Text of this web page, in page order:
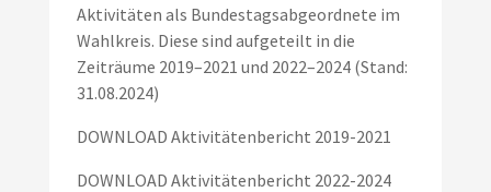
Aktivitäten als Bundestagsabgeordnete im
Wahlkreis. Diese sind aufgeteilt in die
Zeiträume 2019–2021 und 2022–2024 (Stand:
31.08.2024)
DOWNLOAD Aktivitätenbericht 2019-2021
DOWNLOAD Aktivitätenbericht 2022-2024